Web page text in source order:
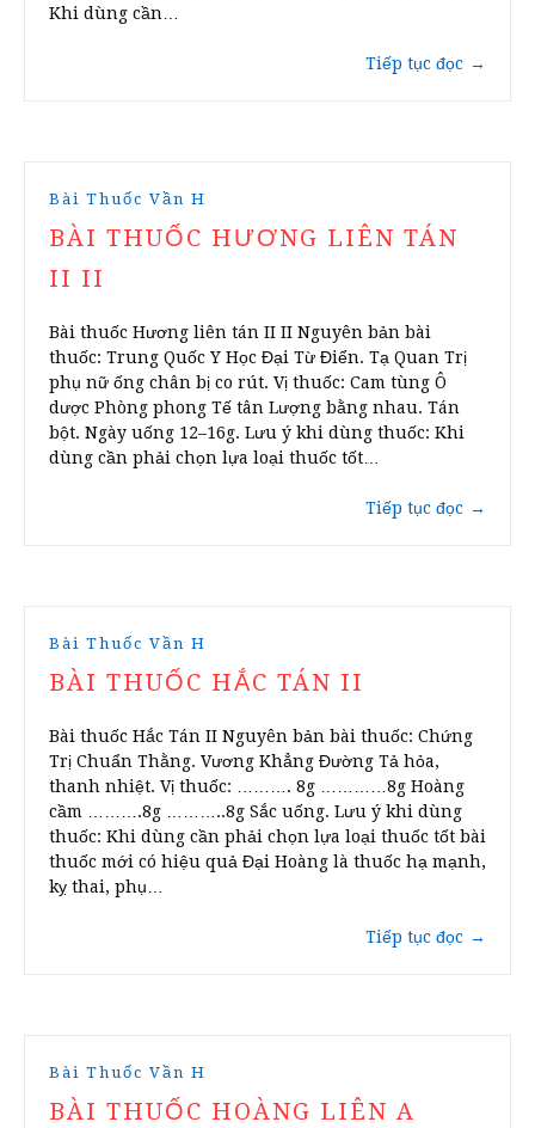
Khi dùng cần…
Tiếp tục đọc →
Bài Thuốc Vần H
BÀI THUỐC HƯƠNG LIÊN TÁN
II II
Bài thuốc Hương liên tán II II Nguyên bản bài
thuốc: Trung Quốc Y Học Đại Từ Điển. Tạ Quan Trị
phụ nữ ống chân bị co rút. Vị thuốc: Cam tùng Ô
dược Phòng phong Tế tân Lượng bằng nhau. Tán
bột. Ngày uống 12–16g. Lưu ý khi dùng thuốc: Khi
dùng cần phải chọn lựa loại thuốc tốt…
Tiếp tục đọc →
Bài Thuốc Vần H
BÀI THUỐC HẮC TÁN II
Bài thuốc Hắc Tán II Nguyên bản bài thuốc: Chứng
Trị Chuẩn Thằng. Vương Khẳng Đường Tả hỏa,
thanh nhiệt. Vị thuốc: ………. 8g …………8g Hoàng
cầm ……….8g ………..8g Sắc uống. Lưu ý khi dùng
thuốc: Khi dùng cần phải chọn lựa loại thuốc tốt bài
thuốc mới có hiệu quả Đại Hoàng là thuốc hạ mạnh,
kỵ thai, phụ…
Tiếp tục đọc →
Bài Thuốc Vần H
BÀI THUỐC HOÀNG LIÊN A